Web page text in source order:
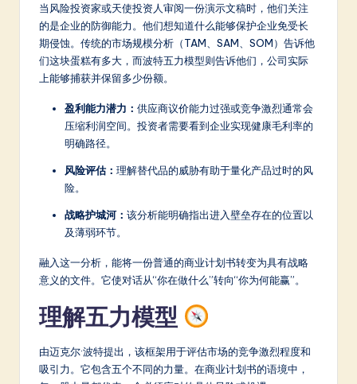
in
A
In
当风险投资家或天使投资人审阅一份演示文稿时，他们关注
的是企业的防御能力。他们想知道什么能够保护企业免受长
期侵蚀。传统的市场规模分析（TAM、SAM、SOM）告诉他
们这块蛋糕有多大，而波特五力模型则告诉他们，公司实际
上能够捕获并保留多少份额。
盈利能力潜力： 供应商议价能力过强或竞争激烈通常会
压缩利润空间。投资者需要看到企业实现健康毛利率的
明确路径。
风险评估： 理解替代品的威胁有助于量化产品过时的风
险。
战略护城河： 该分析能明确指出进入壁垒存在的位置以
及薄弱环节。
融入这一分析，能将一份普通的商业计划书转变为具有战略
意义的文件。它使对话从“你在做什么”转向“你为何能赢”。
理解五力模型
由迈克尔·波特提出，该框架用于评估市场的竞争激烈程度和
吸引力。它包含五个不同的力量。在商业计划书的语境中，